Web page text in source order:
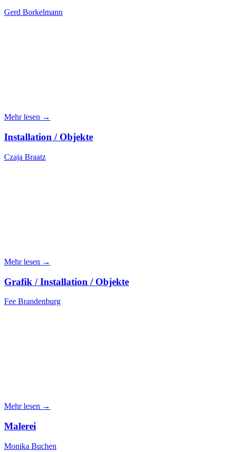
Gerd Borkelmann
Mehr lesen →
Installation / Objekte
Czaja Braatz
Mehr lesen →
Grafik / Installation / Objekte
Fee Brandenburg
Mehr lesen →
Malerei
Monika Buchen